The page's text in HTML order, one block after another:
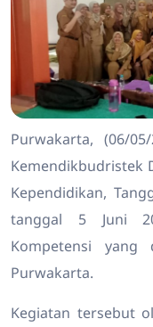
Purwakarta, (06/
Kemendikbudristek
Kependidikan,
tanggal 5 Juni
Kompetensi yang
Purwakarta.
Kegiatan tersebut